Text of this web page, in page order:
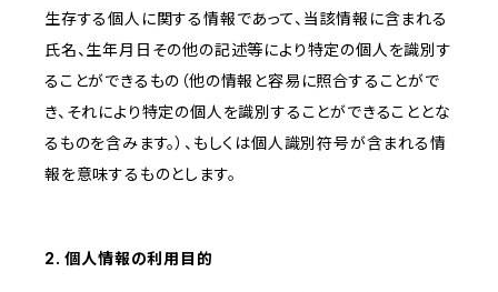
生存する個人に関する情報であって、当該情報に含まれる
氏名、生年月日その他の記述等により特定の個人を識別す
ることができるもの（他の情報と容易に照合することがで
き、それにより特定の個人を識別することができることとな
るものを含みます。）、もしくは個人識別符号が含まれる情
報を意味するものとします。
2. 個人情報の利用目的